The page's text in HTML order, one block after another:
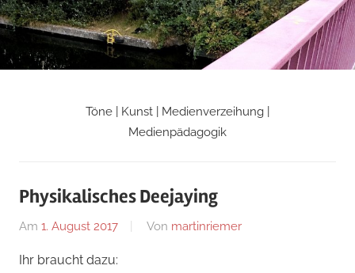
Zum
Inhalt
springen
Martin
Blog
Töne | Kunst | Medienverzeihung |
Medienpädagogik
Physikalisches Deejaying
Am 1. August 2017 Von martinriemer
Ihr braucht dazu: